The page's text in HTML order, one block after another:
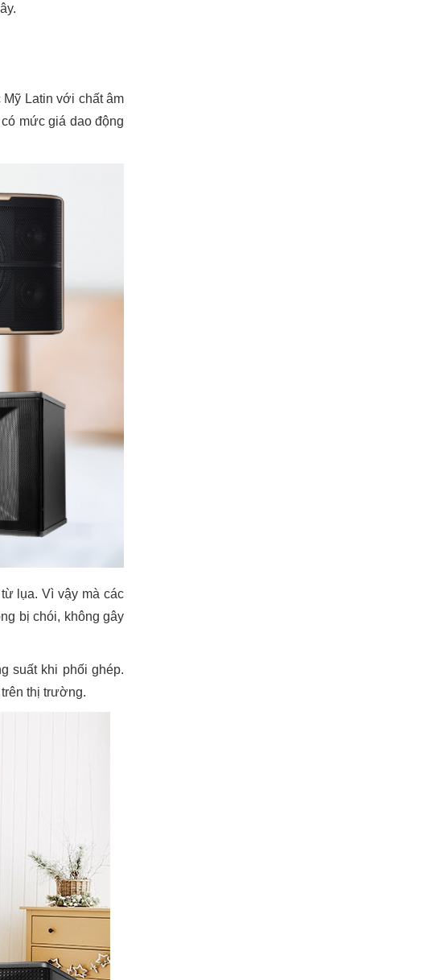
Mỹ Latin với chất âm
mức giá dao động
lụa. Vì vậy mà các
bị chói, không gây
suất khi phối ghép.
thị trường.